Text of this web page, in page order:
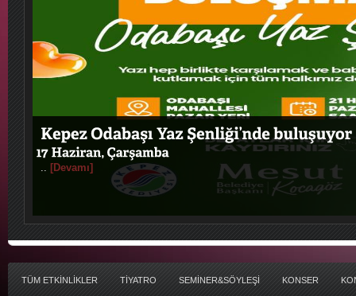
.. [Devamı]
TÜM ETKİNLİKLER TİYATRO SEMİNER&SÖYLEŞİ KONSER